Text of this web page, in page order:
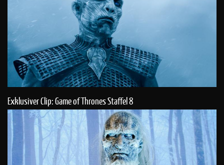
Exklusiver Clip: Game of Thrones Staffel 8